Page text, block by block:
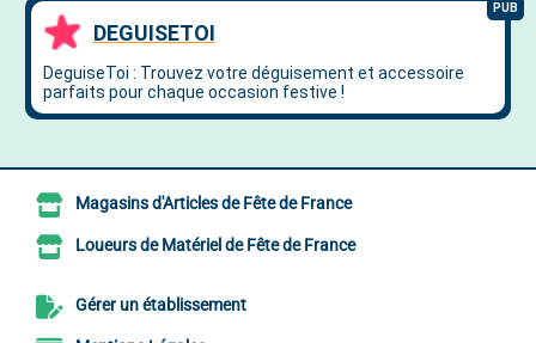
Magasins d'Articles de Fête de France
Loueurs de Matériel de Fête de France
Gérer un établissement